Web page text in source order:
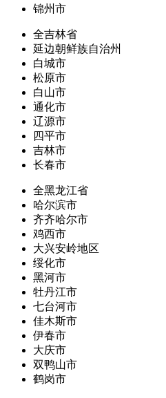
锦州市
全吉林省
延边朝鲜族自治州
白城市
松原市
白山市
通化市
辽源市
四平市
吉林市
长春市
全黑龙江省
哈尔滨市
齐齐哈尔市
鸡西市
大兴安岭地区
绥化市
黑河市
牡丹江市
七台河市
佳木斯市
伊春市
大庆市
双鸭山市
鹤岗市